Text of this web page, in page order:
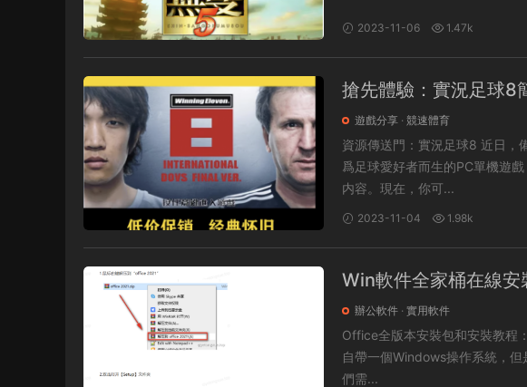
2023-11-06 1.47k
搶先體驗：實況足球8
PC電腦單機遊戲安裝
遊戲分享 · 競速體育
資源傳送門：實況足球8 近日，備受期待的實況足球8簡體中文版終于正式發布！這是一款
爲足球愛好者而生的PC單機遊
内容。現在，你可...
2023-11-04 1.98k
Win軟件全家桶在線安
下載
辦公軟件 · 實用軟件
Office全版本安裝包和安裝教程： qiyetongxue.top
自帶一個Windows操作系統，
們需...